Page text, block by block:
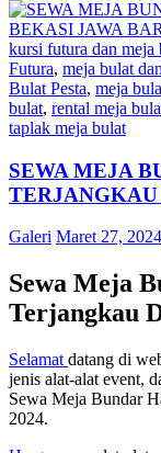
kursi futura dan meja
Futura, meja bulat
Bulat Pesta, meja
bulat, rental meja
taplak meja bulat
SEWA MEJA
TERJANGKAU
Galeri Maret 27, 2024
Sewa Meja
Terjangkau
Selamat datang di
jenis alat-alat event,
Sewa Meja Bundar
2024.